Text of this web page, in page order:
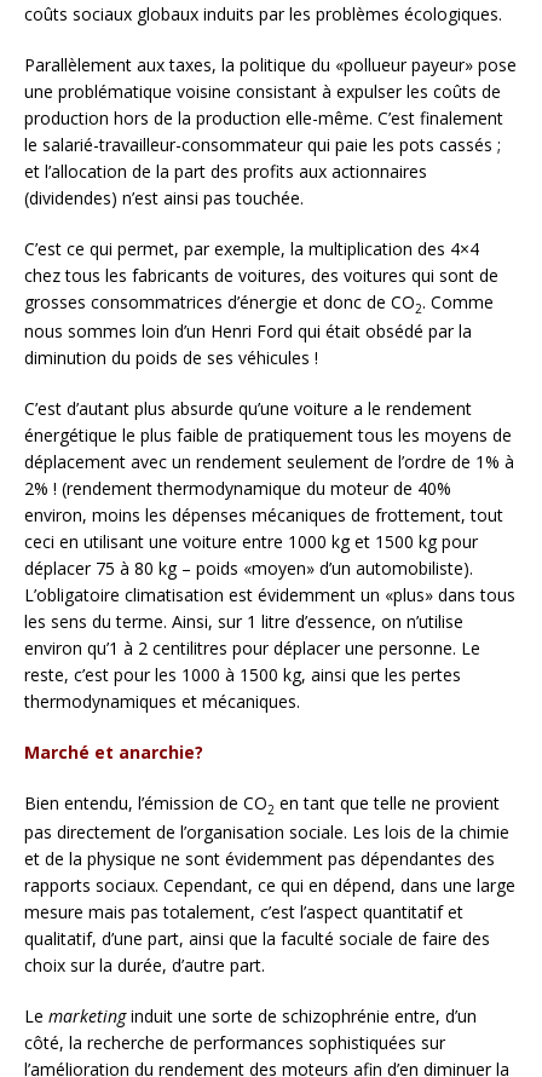
coûts sociaux globaux induits par les problèmes écologiques.
Parallèlement aux taxes, la politique du «pollueur payeur» pose
une problématique voisine consistant à expulser les coûts de
production hors de la production elle-même. C’est finalement
le salarié-travailleur-consommateur qui paie les pots cassés ;
et l’allocation de la part des profits aux actionnaires
(dividendes) n’est ainsi pas touchée.
C’est ce qui permet, par exemple, la multiplication des 4×4
chez tous les fabricants de voitures, des voitures qui sont de
grosses consommatrices d’énergie et donc de CO2. Comme
nous sommes loin d’un Henri Ford qui était obsédé par la
diminution du poids de ses véhicules !
C’est d’autant plus absurde qu’une voiture a le rendement
énergétique le plus faible de pratiquement tous les moyens de
déplacement avec un rendement seulement de l’ordre de 1% à
2% ! (rendement thermodynamique du moteur de 40%
environ, moins les dépenses mécaniques de frottement, tout
ceci en utilisant une voiture entre 1000 kg et 1500 kg pour
déplacer 75 à 80 kg – poids «moyen» d’un automobiliste).
L’obligatoire climatisation est évidemment un «plus» dans tous
les sens du terme. Ainsi, sur 1 litre d’essence, on n’utilise
environ qu’1 à 2 centilitres pour déplacer une personne. Le
reste, c’est pour les 1000 à 1500 kg, ainsi que les pertes
thermodynamiques et mécaniques.
Marché et anarchie?
Bien entendu, l’émission de CO2 en tant que telle ne provient
pas directement de l’organisation sociale. Les lois de la chimie
et de la physique ne sont évidemment pas dépendantes des
rapports sociaux. Cependant, ce qui en dépend, dans une large
mesure mais pas totalement, c’est l’aspect quantitatif et
qualitatif, d’une part, ainsi que la faculté sociale de faire des
choix sur la durée, d’autre part.
Le marketinginduit une sorte de schizophrénie entre, d’un
côté, la recherche de performances sophistiquées sur
l’amélioration du rendement des moteurs afin d’en diminuer la